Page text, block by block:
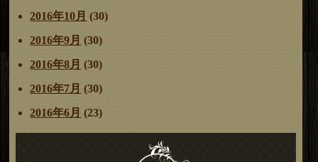
2016年10月 (30)
2016年9月 (30)
2016年8月 (30)
2016年7月 (30)
2016年6月 (23)